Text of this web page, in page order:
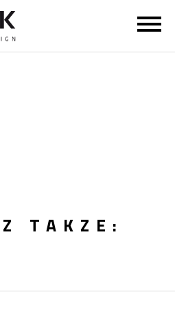
WIEDZATAKZE: